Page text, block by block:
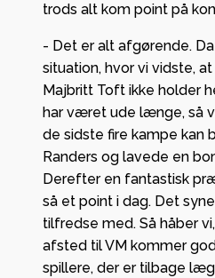
trods alt kom point på
- Det er alt afgørende.
situation, hvor vi vidste,
Majbritt Toft ikke holder
har været ude længe, så
de sidste fire kampe kan
Randers og lavede en
Derefter en fantastisk
så et point i dag. Det
tilfredse med. Så håber
afsted til VM kommer
spillere, der er tilbage